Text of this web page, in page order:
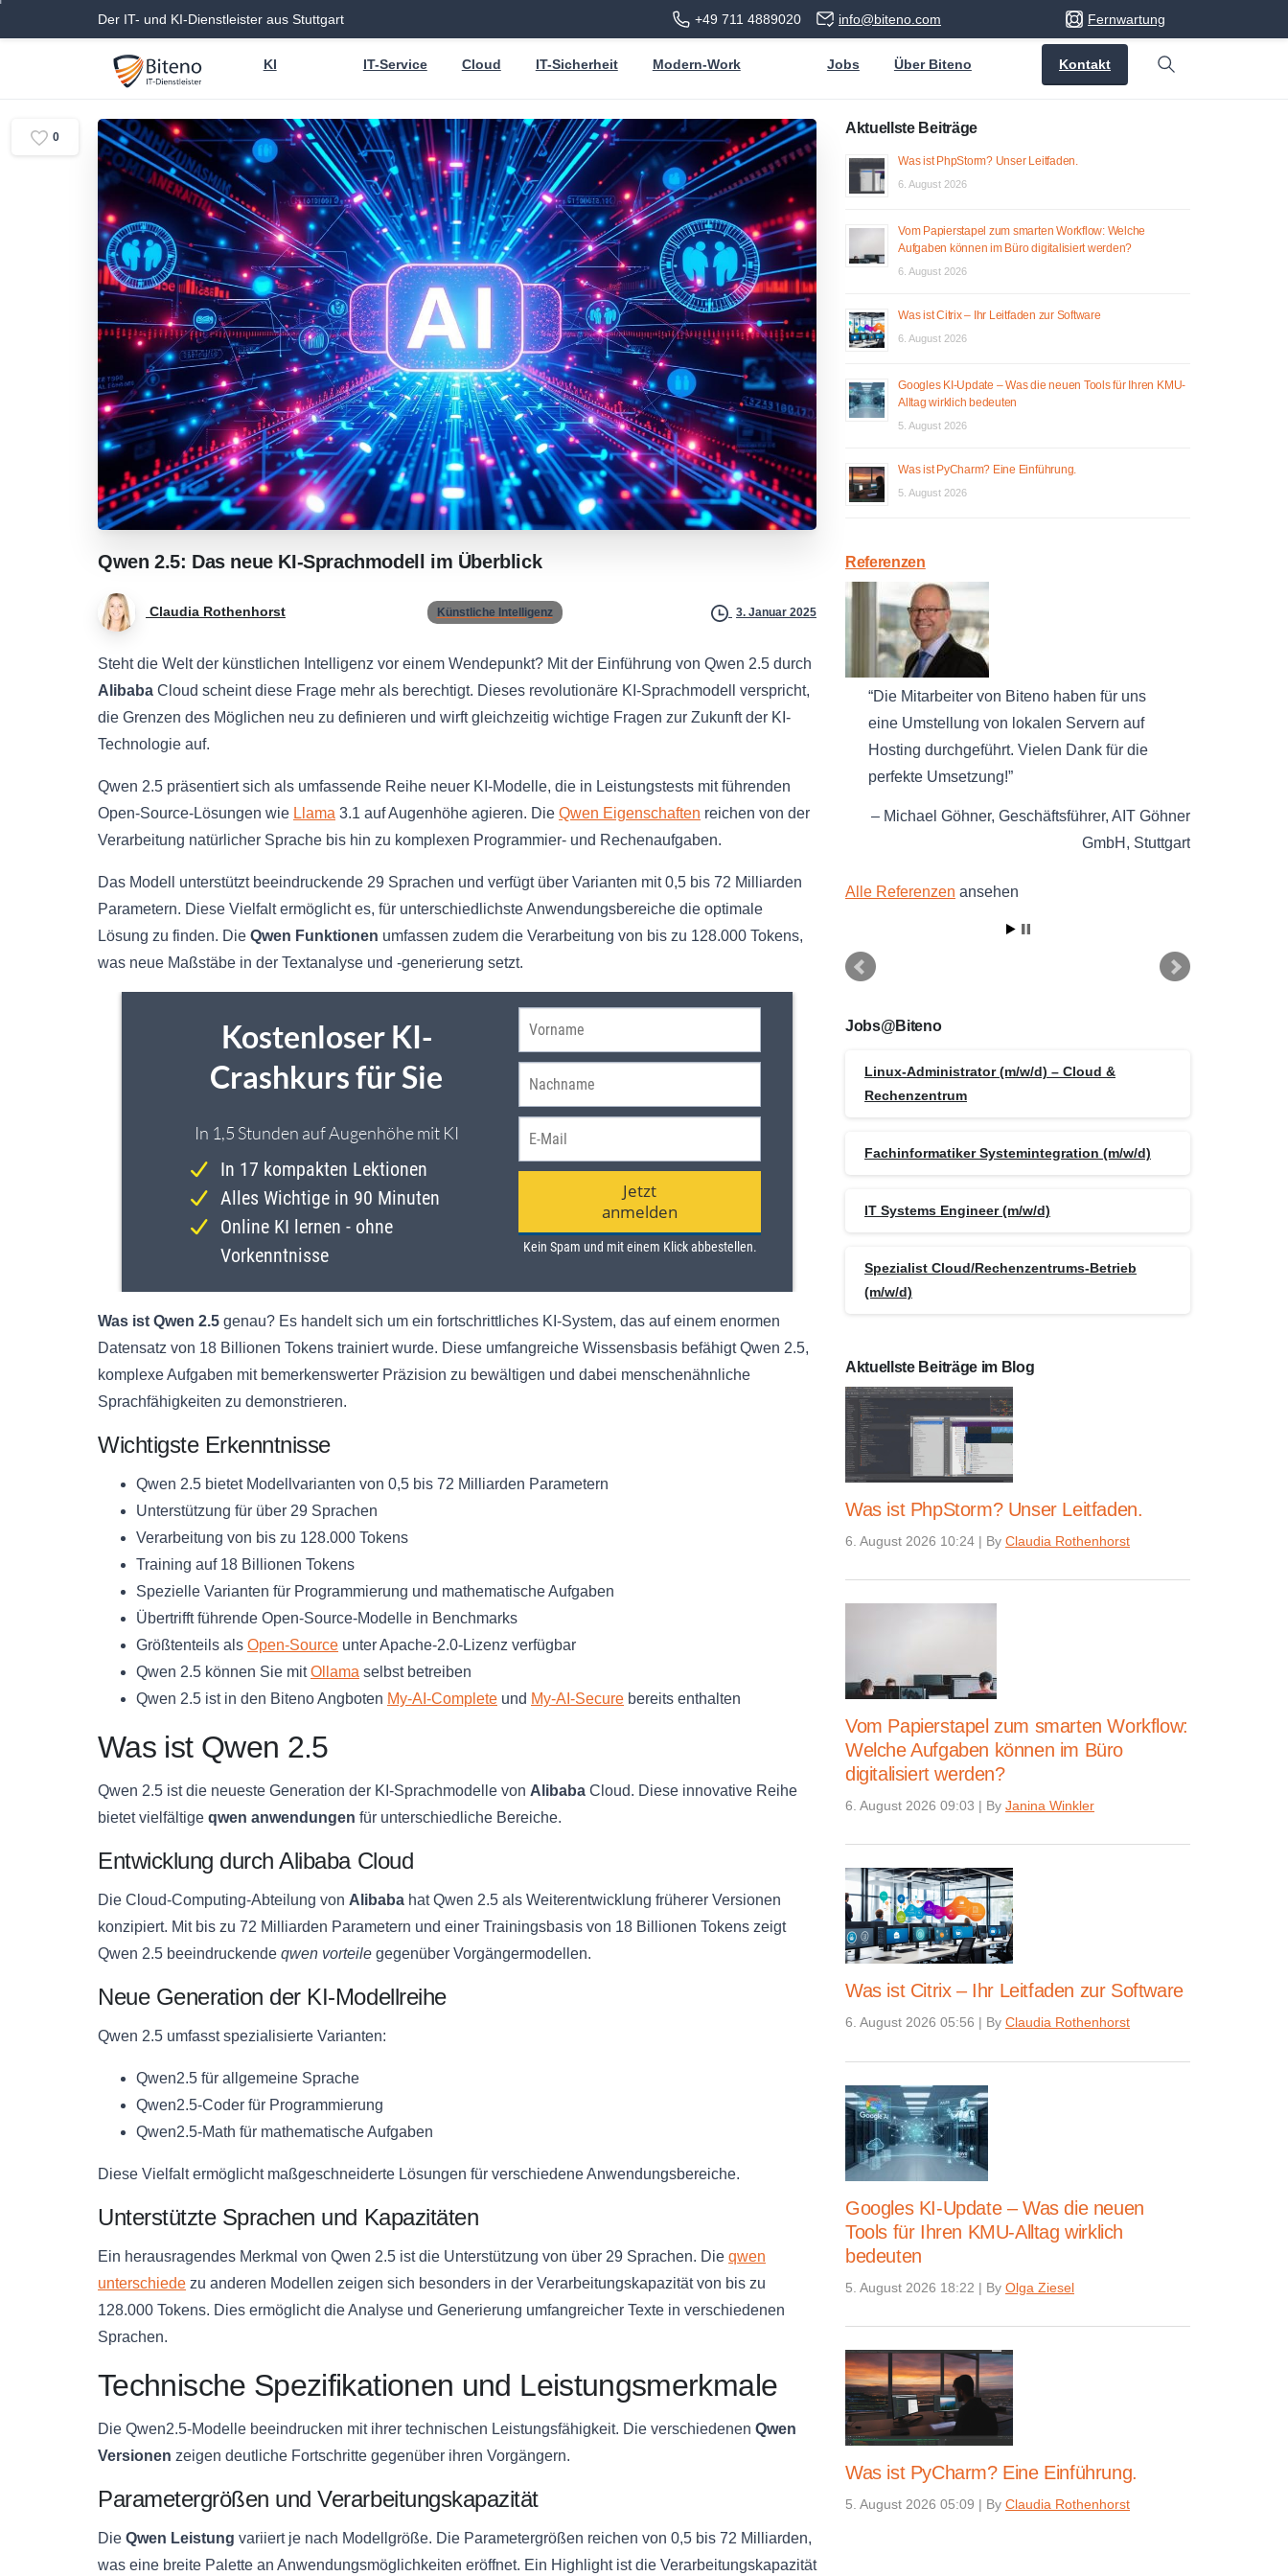
Der IT- und KI-Dienstleister aus Stuttgart +49 711 4889020 info@biteno.com Fernwartung
KI IT-Service Cloud IT-Sicherheit Modern-Work Jobs Über Biteno Kontakt
Search
Qwen 2.5: Das neue KI-Sprachmodell im Überblick
Claudia Rothenhorst Künstliche Intelligenz 3. Januar 2025
Steht die Welt der künstlichen Intelligenz vor einem Wendepunkt? Mit der Einführung von Qwen 2.5 durch
Alibaba Cloud scheint diese Frage mehr als berechtigt. Dieses revolutionäre KI-Sprachmodell verspricht,
die Grenzen des Möglichen neu zu definieren und wirft gleichzeitig wichtige Fragen zur Zukunft der KI-
Technologie auf.
Qwen 2.5 präsentiert sich als umfassende Reihe neuer KI-Modelle, die in Leistungstests mit führenden
Open-Source-Lösungen wie Llama 3.1 auf Augenhöhe agieren. Die Qwen Eigenschaften reichen von der
Verarbeitung natürlicher Sprache bis hin zu komplexen Programmier- und Rechenaufgaben.
Das Modell unterstützt beeindruckende 29 Sprachen und verfügt über Varianten mit 0,5 bis 72 Milliarden
Parametern. Diese Vielfalt ermöglicht es, für unterschiedlichste Anwendungsbereiche die optimale
Lösung zu finden. Die Qwen Funktionen umfassen zudem die Verarbeitung von bis zu 128.000 Tokens,
was neue Maßstäbe in der Textanalyse und -generierung setzt.
Was ist Qwen 2.5 genau? Es handelt sich um ein fortschrittliches KI-System, das auf einem enormen
Datensatz von 18 Billionen Tokens trainiert wurde. Diese umfangreiche Wissensbasis befähigt Qwen 2.5,
komplexe Aufgaben mit bemerkenswerter Präzision zu bewältigen und dabei menschenähnliche
Sprachfähigkeiten zu demonstrieren.
Wichtigste Erkenntnisse
Qwen 2.5 bietet Modellvarianten von 0,5 bis 72 Milliarden Parametern
Unterstützung für über 29 Sprachen
Verarbeitung von bis zu 128.000 Tokens
Training auf 18 Billionen Tokens
Spezielle Varianten für Programmierung und mathematische Aufgaben
Übertrifft führende Open-Source-Modelle in Benchmarks
Größtenteils als Open-Source unter Apache-2.0-Lizenz verfügbar
Qwen 2.5 können Sie mitOllama selbst betreiben
Qwen 2.5 ist in den Biteno Angboten My-AI-Complete und My-AI-Secure bereits enthalten
Was ist Qwen 2.5
Qwen 2.5 ist die neueste Generation der KI-Sprachmodelle von Alibaba Cloud. Diese innovative Reihe
bietet vielfältige qwen anwendungen für unterschiedliche Bereiche.
Entwicklung durch Alibaba Cloud
Die Cloud-Computing-Abteilung von Alibaba hat Qwen 2.5 als Weiterentwicklung früherer Versionen
konzipiert. Mit bis zu 72 Milliarden Parametern und einer Trainingsbasis von 18 Billionen Tokens zeigt
Qwen 2.5 beeindruckende qwen vorteile gegenüber Vorgängermodellen.
Neue Generation der KI-Modellreihe
Qwen 2.5 umfasst spezialisierte Varianten:
Qwen2.5 für allgemeine Sprache
Qwen2.5-Coder für Programmierung
Qwen2.5-Math für mathematische Aufgaben
Diese Vielfalt ermöglicht maßgeschneiderte Lösungen für verschiedene Anwendungsbereiche.
Unterstützte Sprachen und Kapazitäten
Ein herausragendes Merkmal von Qwen 2.5 ist die Unterstützung von über 29 Sprachen. Die qwen
unterschiede zu anderen Modellen zeigen sich besonders in der Verarbeitungskapazität von bis zu
128.000 Tokens. Dies ermöglicht die Analyse und Generierung umfangreicher Texte in verschiedenen
Sprachen.
Technische Spezifikationen und Leistungsmerkmale
Die Qwen2.5-Modelle beeindrucken mit ihrer technischen Leistungsfähigkeit. Die verschiedenen Qwen
Versionen zeigen deutliche Fortschritte gegenüber ihren Vorgängern.
Parametergrößen und Verarbeitungskapazität
Die Qwen Leistung variiert je nach Modellgröße. Die Parametergrößen reichen von 0,5 bis 72 Milliarden,
was eine breite Palette an Anwendungsmöglichkeiten eröffnet. Ein Highlight ist die Verarbeitungskapazität
0
Aktuellste Beiträge
Was ist PhpStorm? Unser Leitfaden.
6. August 2026
Vom Papierstapel zum smarten Workflow: Welche
Aufgaben können im Büro digitalisiert werden?
6. August 2026
Was ist Citrix – Ihr Leitfaden zur Software
6. August 2026
Googles KI-Update – Was die neuen Tools für Ihren KMU-
Alltag wirklich bedeuten
5. August 2026
Was ist PyCharm? Eine Einführung.
5. August 2026
Referenzen
Die Mitarbeiter von Biteno haben für uns
eine Umstellung von lokalen Servern auf
Hosting durchgeführt. Vielen Dank für die
perfekte Umsetzung!
Michael Göhner Geschäftsführer AIT Göhner
GmbH
Stuttgart
Alle Referenzen ansehen
Jobs@Biteno
Linux-Administrator (m/w/d) – Cloud &
Rechenzentrum
Fachinformatiker Systemintegration (m/w/d)
IT Systems Engineer (m/w/d)
Spezialist Cloud/Rechenzentrums-Betrieb
(m/w/d)
Aktuellste Beiträge im Blog
Was ist PhpStorm? Unser Leitfaden.
6. August 2026 10:24 | By Claudia Rothenhorst
Vom Papierstapel zum smarten Workflow:
Welche Aufgaben können im Büro
digitalisiert werden?
6. August 2026 09:03 | By Janina Winkler
Was ist Citrix – Ihr Leitfaden zur Software
6. August 2026 05:56 | By Claudia Rothenhorst
Googles KI-Update – Was die neuen
Tools für Ihren KMU-Alltag wirklich
bedeuten
5. August 2026 18:22 | By Olga Ziesel
Was ist PyCharm? Eine Einführung.
5. August 2026 05:09 | By Claudia Rothenhorst